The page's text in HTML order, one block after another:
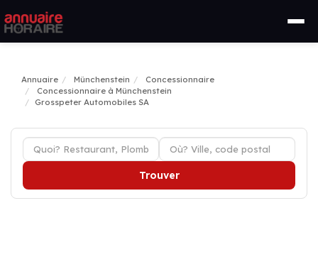
Annuaire Münchenstein
Concessionnaire
Concessionnaire à Münchenstein
Grosspeter Automobiles SA
Trouver